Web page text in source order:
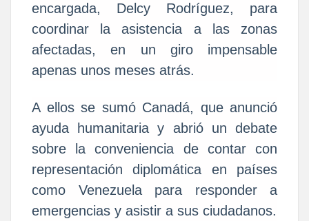
encargada, Delcy Rodríguez, para
coordinar la asistencia a las zonas
afectadas, en un giro impensable
apenas unos meses atrás.
A ellos se sumó Canadá, que anunció
ayuda humanitaria y abrió un debate
sobre la conveniencia de contar con
representación diplomática en países
como Venezuela para responder a
emergencias y asistir a sus ciudadanos.